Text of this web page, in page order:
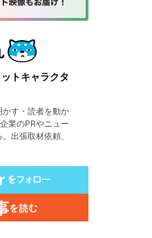
トキャラクタ
す・読者を動か
業のPRやニュー
出張取材依頼、